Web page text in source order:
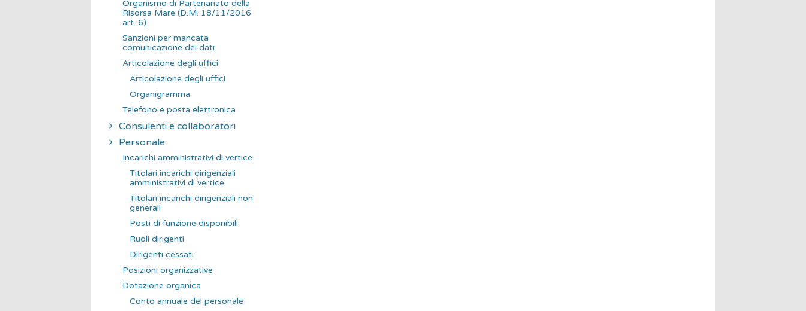
Organismo di Partenariato della
Risorsa Mare (D.M. 18/11/2016
art. 6)
Sanzioni per mancata
comunicazione dei dati
Articolazione degli uffici
Articolazione degli uffici
Organigramma
Telefono e posta elettronica
Consulenti e collaboratori
Personale
Incarichi amministrativi di vertice
Titolari incarichi dirigenziali
amministrativi di vertice
Titolari incarichi dirigenziali non
generali
Posti di funzione disponibili
Ruoli dirigenti
Dirigenti cessati
Posizioni organizzative
Dotazione organica
Conto annuale del personale